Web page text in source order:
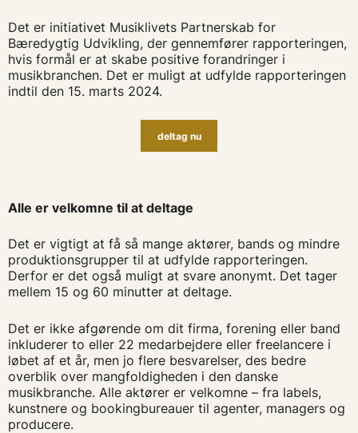
Det er initiativet Musiklivets Partnerskab for
Bæredygtig Udvikling, der gennemfører rapporteringen,
hvis formål er at skabe positive forandringer i
musikbranchen. Det er muligt at udfylde rapporteringen
indtil den 15. marts 2024.
deltag nu
Alle er velkomne til at deltage
Det er vigtigt at få så mange aktører, bands og mindre
produktionsgrupper til at udfylde rapporteringen.
Derfor er det også muligt at svare anonymt. Det tager
mellem 15 og 60 minutter at deltage.
Det er ikke afgørende om dit firma, forening eller band
inkluderer to eller 22 medarbejdere eller freelancere i
løbet af et år, men jo flere besvarelser, des bedre
overblik over mangfoldigheden i den danske
musikbranche. Alle aktører er velkomne – fra labels,
kunstnere og bookingbureauer til agenter, managers og
producere.